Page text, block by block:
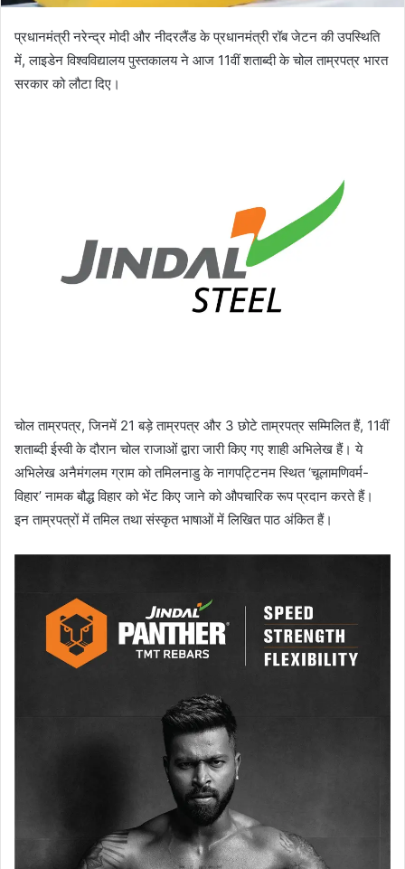
प्रधानमंत्री नरेन्‍द्र मोदी और नीदरलैंड के प्रधानमंत्री रॉब जेटन की उपस्थिति
में, लाइडेन विश्वविद्यालय पुस्तकालय ने आज 11वीं शताब्दी के चोल ताम्रपत्र भारत
सरकार को लौटा दिए।
चोल ताम्रपत्र, जिनमें 21 बड़े ताम्रपत्र और 3 छोटे ताम्रपत्र सम्मिलित हैं, 11वीं
शताब्दी ईस्वी के दौरान चोल राजाओं द्वारा जारी किए गए शाही अभिलेख हैं। ये
अभिलेख अनैमंगलम ग्राम को तमिलनाडु के नागपट्टिनम स्थित ‘चूलामणिवर्म-
विहार’ नामक बौद्ध विहार को भेंट किए जाने को औपचारिक रूप प्रदान करते हैं।
इन ताम्रपत्रों में तमिल तथा संस्कृत भाषाओं में लिखित पाठ अंकित हैं।